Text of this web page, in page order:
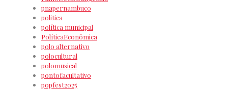
pnapernambuco
politica
política municipal
PolíticaEconômica
polo alternativo
polocultural
polomusical
pontofacultativo
popfest2025